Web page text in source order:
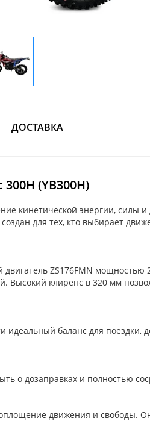
ДОСТАВКА
(YB300H)
кинетической энергии, силы
для тех, кто выбирает
ZS176FMN
Высокий клиренс в 320 мм
идеальный баланс для
о дозаправках и полностью
движения и свободы.